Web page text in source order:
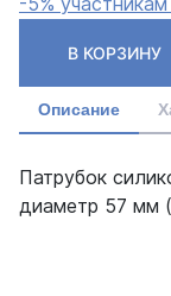
В КОРЗИНУ
Описание
Патрубок
диаметр 57 мм